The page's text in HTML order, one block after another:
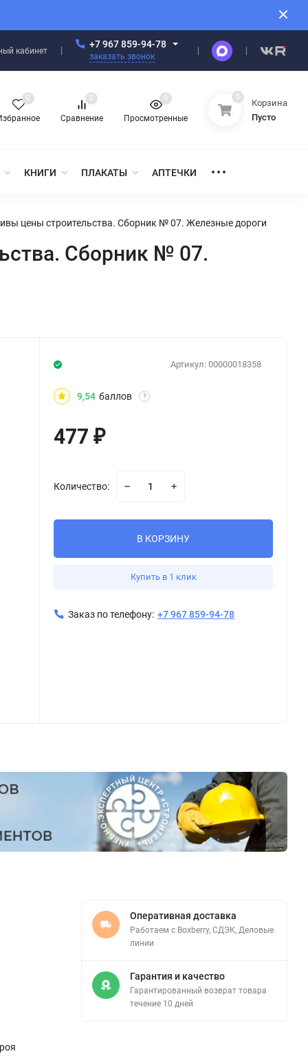
кабинет
+7 967 859-94-78
заказать звонок
0
Сравнение
0
Просмотренные
0 0
Корзина
Пусто
КНИГИ ПЛАКАТЫ АПТЕЧКИ
цены строительства. Сборник № 07. Железные дороги
Сборник № 07.
Артикул: 00000018358
9,54 баллов ?
477₽
Количество:
В КОРЗИНУ
Купить в 1 клик
Заказ по телефону: +7 967 859-94-78
Оперативная доставка
Работаем с Boxberry, СДЭК, Деловые
линии
Гарантия и качество
Гарантированный возврат товара
течение 10 дней